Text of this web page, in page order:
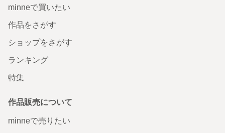
minneで買いたい
作品をさがす
ショップをさがす
ランキング
特集
作品販売について
minneで売りたい